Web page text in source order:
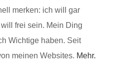
merken: ich will gar
frei sein. Mein Ding
Wichtige haben. Seit
meinen Websites. Mehr.